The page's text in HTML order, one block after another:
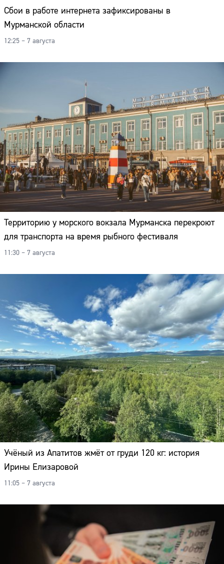
Сбои в работе интернета зафиксированы в
Мурманской области
12:25 – 7 августа
Территорию у морского вокзала Мурманска перекроют
для транспорта на время рыбного фестиваля
11:30 – 7 августа
Учёный из Апатитов жмёт от груди 120 кг: история
Ирины Елизаровой
11:05 – 7 августа
Адрес: